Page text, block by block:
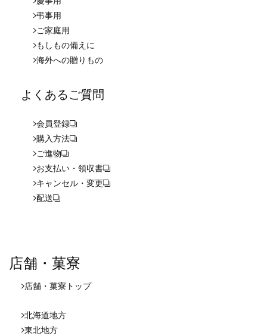
弔事用
ご家庭用
もしもの備えに
海外への贈りもの
よくあるご質問
会員登録
購入方法
ご進物
お支払い・領収書
キャンセル・変更
配送
店舗・菓寮
店舗・菓寮 トップ
北海道地方
東北地方